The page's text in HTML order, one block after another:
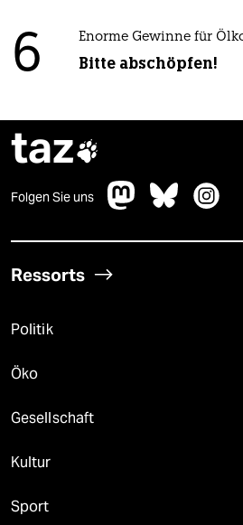
6 Enorme Gewinne für
Bitte abschöpfen!
taz
Folgen Sie uns
Ressorts
Politik
Öko
Gesellschaft
Kultur
Sport